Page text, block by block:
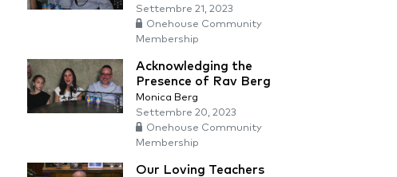
Settembre 21, 2023
Onehouse Community
Membership
Acknowledging the
Presence of Rav Berg
Monica Berg
Settembre 20, 2023
Onehouse Community
Membership
Our Loving Teachers